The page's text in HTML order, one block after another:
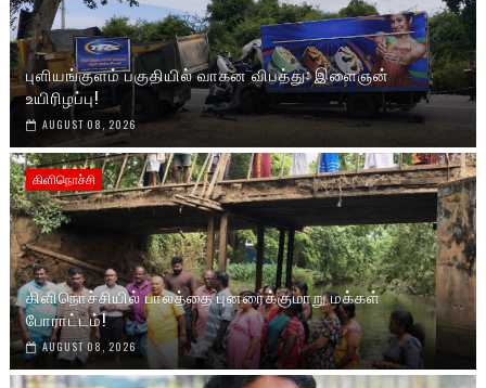
புளியங்குளம் பகுதியில் வாகன விபத்து: இளைஞன்
உயிரிழப்பு!
AUGUST 08, 2026
கிளிநொச்சி
கிளிநொச்சியில் பாலத்தை புனரைக்குமாறு மக்கள்
போராட்டம்!
AUGUST 08, 2026